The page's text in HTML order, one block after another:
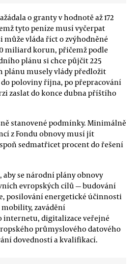
o granty v hodnotě až 172
tyto peníze musí vyčerpat
může vláda říct o zvýhodněné
miliard korun, přičemž podle
plánu si chce půjčit 225
plánu musely vlády předložit
poloviny října, po přepracování
zaslat do konce dubna příštího
stanovené podmínky. Minimálně
z Fondu obnovy musí jít
sedmatřicet procent do řešení
aby se národní plány obnovy
evropských cílů — budování
posilování energetické účinnosti
zavádění
digitalizace veřejné
průmyslového datového
dovedností a kvalifikací.